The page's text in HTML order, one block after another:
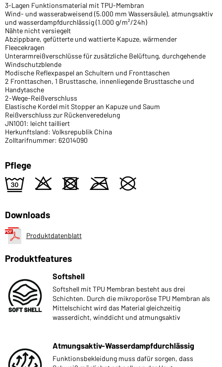
3-Lagen Funktionsmaterial mit TPU-Membran
Wind- und wasserabweisend (5.000 mm Wassersäule), atmungsaktiv
und wasserdampfdurchlässig (1.000 g/m²/24h)
Nähte nicht versiegelt
Abzippbare, gefütterte und wattierte Kapuze, wärmender
Fleecekragen
Unterarmreißverschlüsse für zusätzliche Belüftung, durchgehende
Windschutzblende
Modische Reflexpaspel an Schultern und Fronttaschen
2 Fronttaschen, 1 Brusttasche, innenliegende Brusttasche und
Handytasche
2-Wege-Reißverschluss
Elastische Kordel mit Stopper an Kapuze und Saum
Reißverschluss zur Rückenveredelung
JN1001: leicht tailliert
Herkunftsland: Volksrepublik China
Zolltarifnummer: 62014090
Pflege
e o d m U
Downloads
Produktdatenblatt
Produktfeatures
Softshell
Softshell mit TPU Membran besteht aus drei
Schichten. Durch die mikroporöse TPU Membran als
Mittelschicht wird das Material gleichzeitig
wasserdicht, winddicht und atmungsaktiv
Atmungsaktiv-Wasserdampfdurchlässig
Funktionsbekleidung muss dafür sorgen, dass